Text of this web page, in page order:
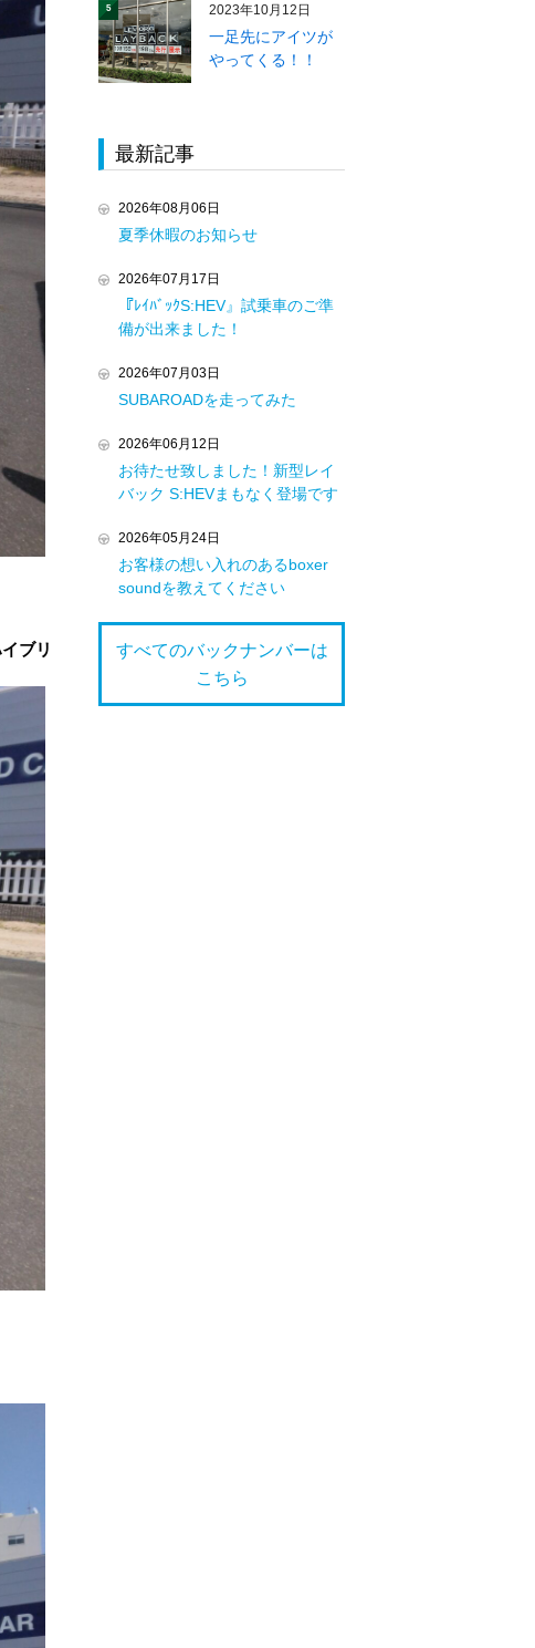
ブリ
5 2023年10月12日
一足先にアイツが
やってくる！！
最新記事
2026年08月06日
夏季休暇のお知らせ
2026年07月17日
『ﾚｲﾊﾞｯｸS:HEV』試乗車のご準
備が出来ました！
2026年07月03日
SUBAROADを走ってみた
2026年06月12日
お待たせ致しました！新型レイ
バック S:HEVまもなく登場です
2026年05月24日
お客様の想い入れのあるboxer
soundを教えてください
すべてのバックナンバーは
こちら